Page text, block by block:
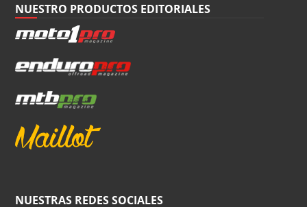
NUESTRO PRODUCTOS EDITORIALES
NUESTRAS REDES SOCIALES